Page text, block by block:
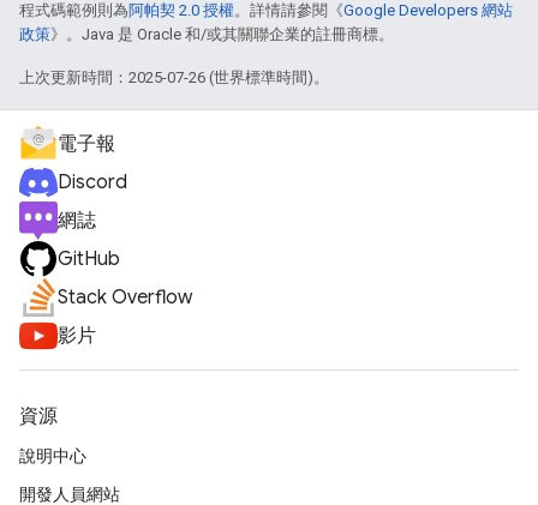
程式碼範例則為阿帕契 2.0 授權。詳情請參閱《Google Developers 網站
政策》。Java 是 Oracle 和/或其關聯企業的註冊商標。
上次更新時間：2025-07-26 (世界標準時間)。
電子報
Discord
網誌
GitHub
Stack Overflow
影片
資源
說明中心
開發人員網站